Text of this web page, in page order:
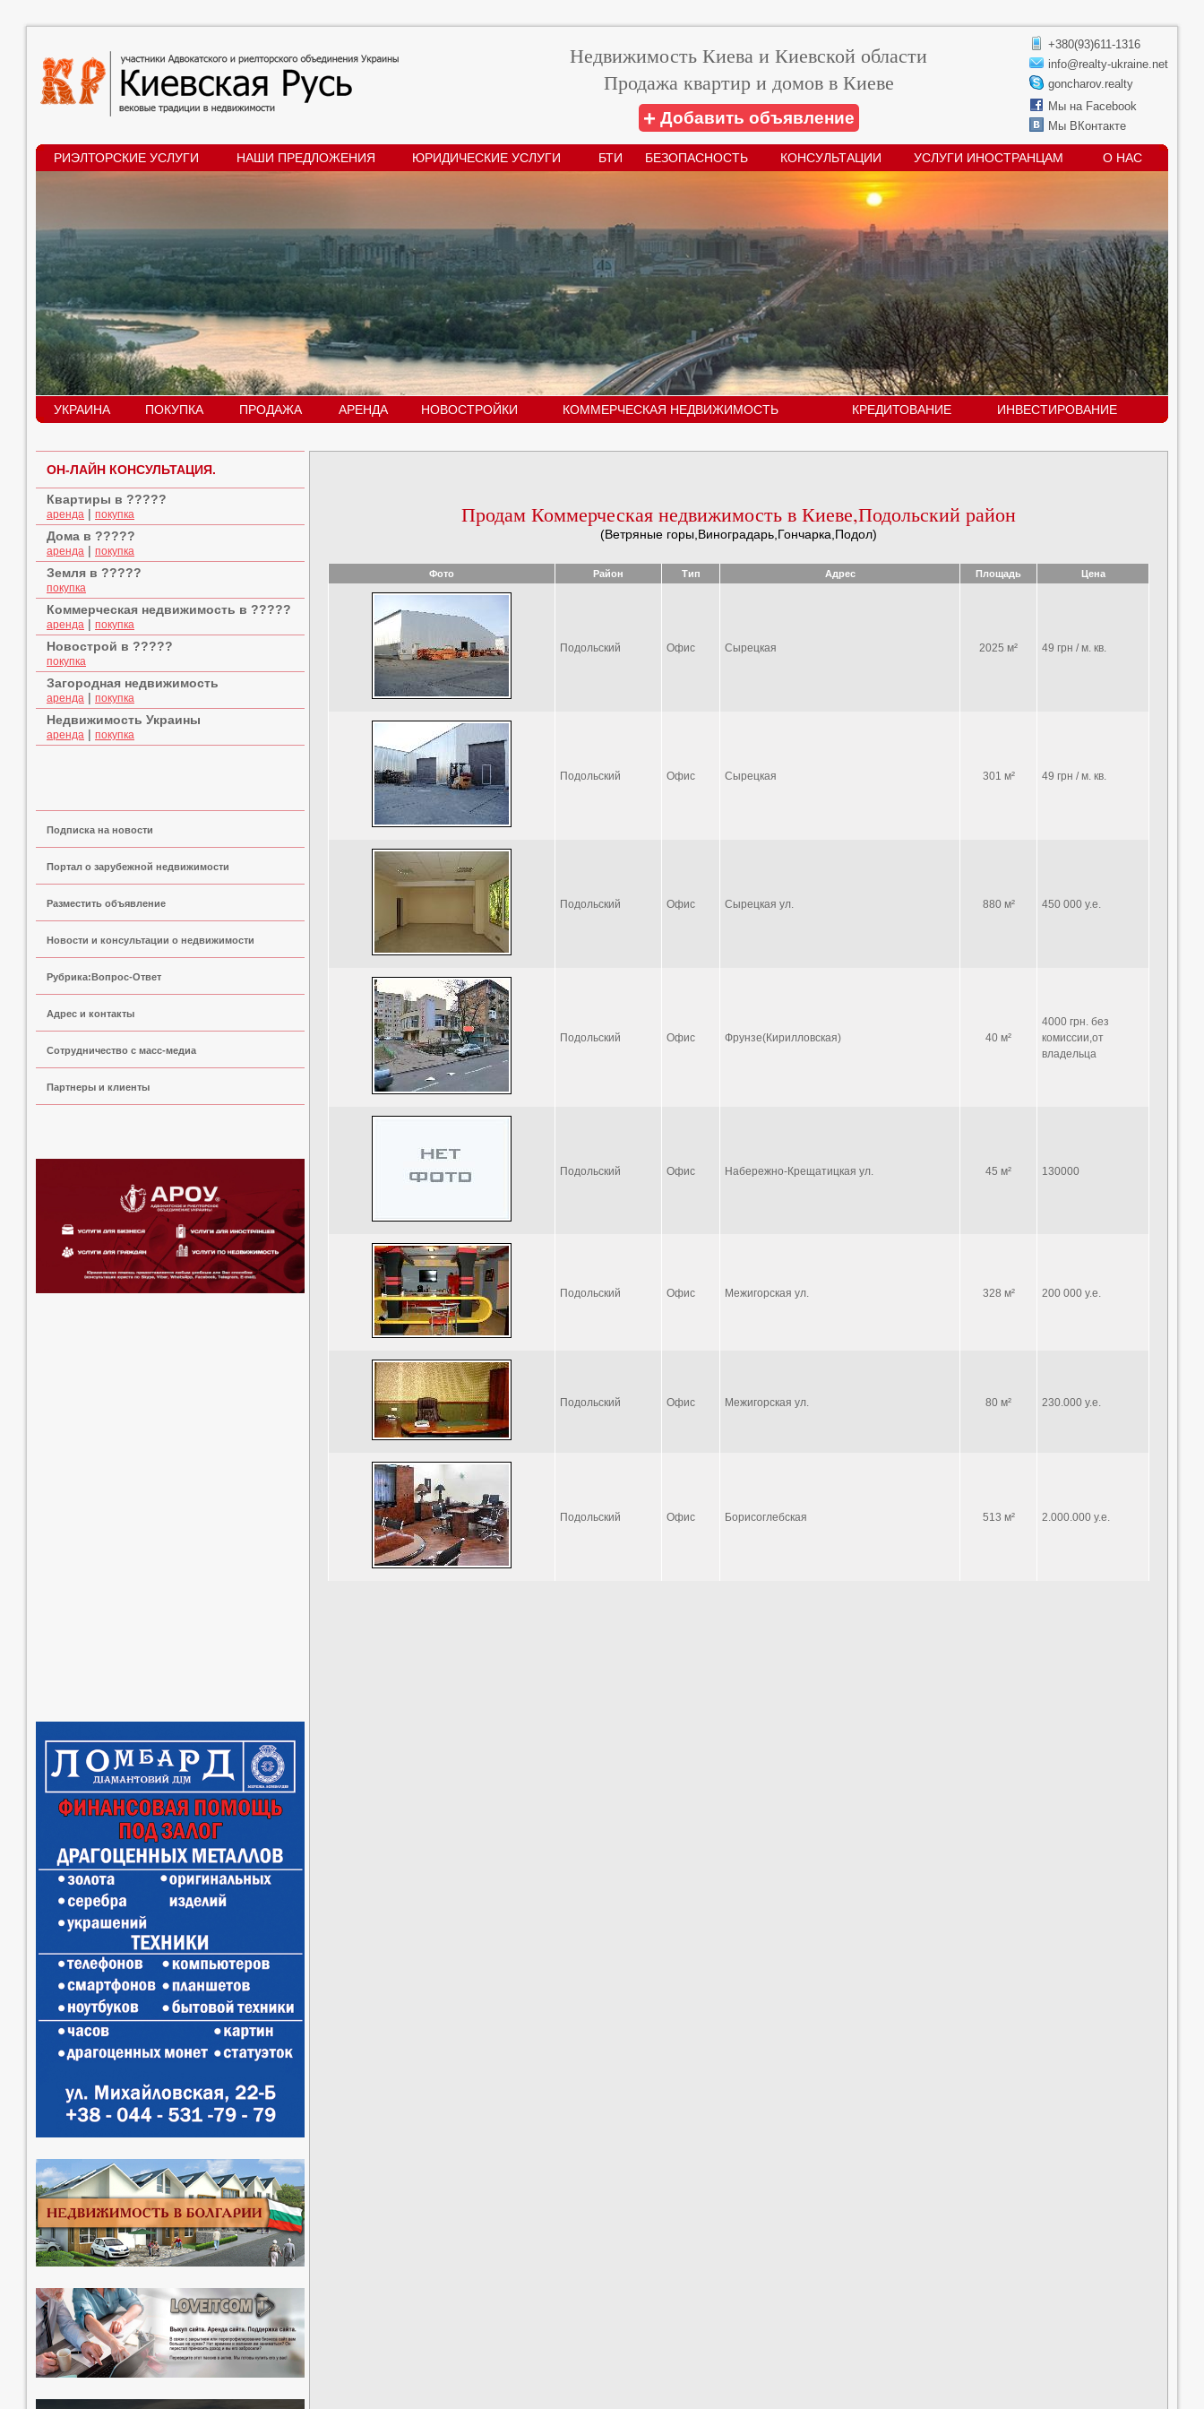
Недвижимость Киева и Киевской области
Продажа квартир и домов в Киеве
+ Добавить объявление
+380(93)611-1316
info@realty-ukraine.net
goncharov.realty
Мы на Facebook
Мы ВКонтакте
РИЭЛТОРСКИЕ УСЛУГИ НАШИ ПРЕДЛОЖЕНИЯ ЮРИДИЧЕСКИЕ УСЛУГИ БТИ БЕЗОПАСНОСТЬ КОНСУЛЬТАЦИИ УСЛУГИ ИНОСТРАНЦАМ О НАС
УКРАИНА ПОКУПКА ПРОДАЖА АРЕНДА НОВОСТРОЙКИ КОММЕРЧЕСКАЯ НЕДВИЖИМОСТЬ КРЕДИТОВАНИЕ ИНВЕСТИРОВАНИЕ
ОН-ЛАЙН КОНСУЛЬТАЦИЯ.
Квартиры в ?????
аренда | покупка
Дома в ?????
аренда | покупка
Земля в ?????
покупка
Коммерческая недвижимость в ?????
аренда | покупка
Новострой в ?????
покупка
Загородная недвижимость
аренда | покупка
Недвижимость Украины
аренда | покупка
Подписка на новости
Портал о зарубежной недвижимости
Разместить объявление
Новости и консультации о недвижимости
Рубрика:Вопрос-Ответ
Адрес и контакты
Сoтрудничество с масс-медиа
Партнеры и клиенты
Продам Коммерческая недвижимость в Киеве,Подольский район
(Ветряные горы,Виноградарь,Гончарка,Подол)
Фото Район Тип Адрес Площадь Цена
Подольский Офис Сырецкая 2025 м² 49 грн / м. кв.
Подольский Офис Сырецкая 301 м² 49 грн / м. кв.
Подольский Офис Сырецкая ул. 880 м² 450 000 у.е.
Подольский Офис Фрунзе(Кирилловская) 40 м²
4000 грн. без
комиссии,от
владельца
Подольский Офис Набережно-Крещатицкая ул. 45 м² 130000
Подольский Офис Межигорская ул. 328 м² 200 000 у.е.
Подольский Офис Межигорская ул. 80 м² 230.000 у.е.
Подольский Офис Борисоглебская 513 м² 2.000.000 у.е.